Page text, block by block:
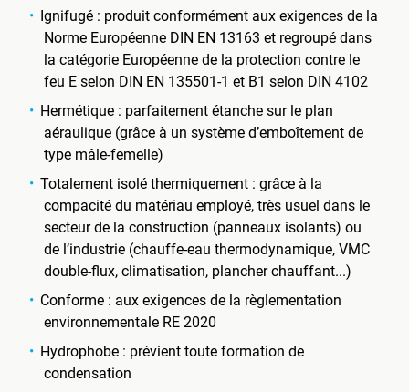
Ignifugé : produit conformément aux exigences de la
Norme Européenne DIN EN 13163 et regroupé dans
la catégorie Européenne de la protection contre le
feu E selon DIN EN 135501-1 et B1 selon DIN 4102
Hermétique : parfaitement étanche sur le plan
aéraulique (grâce à un système d’emboîtement de
type mâle-femelle)
Totalement isolé thermiquement : grâce à la
compacité du matériau employé, très usuel dans le
secteur de la construction (panneaux isolants) ou
de l’industrie (chauffe-eau thermodynamique, VMC
double-flux, climatisation, plancher chauffant...)
Conforme : aux exigences de la règlementation
environnementale RE 2020
Hydrophobe : prévient toute formation de
condensation